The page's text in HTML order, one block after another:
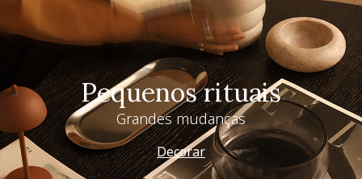
Pequenos rituais
Grandes mudanças
Decorar